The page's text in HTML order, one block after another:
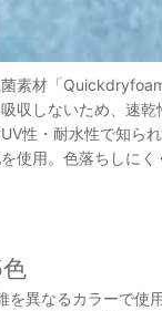
素材「
収しないため、速乾
性・耐水性で知ら
使用。色落ちしに
異なるカラーで使